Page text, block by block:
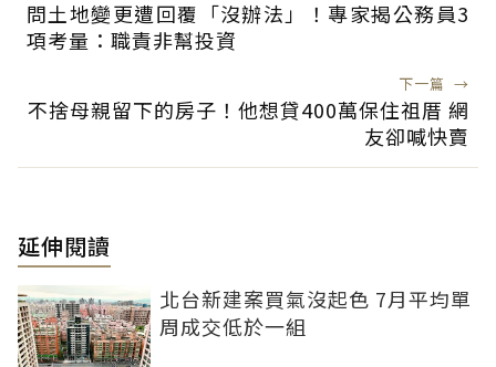
問土地變更遭回覆「沒辦法」！專家揭公務員3
項考量：職責非幫投資
下一篇 →
不捨母親留下的房子！他想貸400萬保住祖厝 網
友卻喊快賣
延伸閱讀
北台新建案買氣沒起色 7月平均單
周成交低於一組